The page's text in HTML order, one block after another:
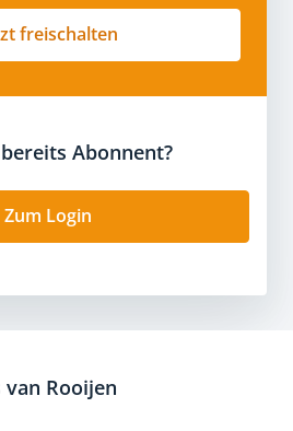
freischalten
Abonnent?
Zum Login
van Rooijen